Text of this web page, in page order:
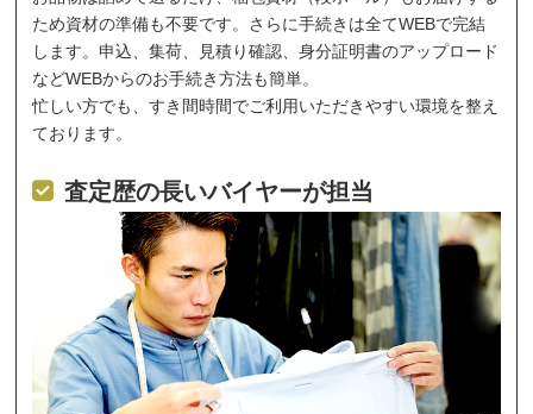
ため資材の準備も不要です。さらに手続きは全てWEBで完結
します。申込、集荷、見積り確認、身分証明書のアップロード
などWEBからのお手続き方法も簡単。
忙しい方でも、すき間時間でご利用いただきやすい環境を整え
ております。
査定歴の長いバイヤーが担当